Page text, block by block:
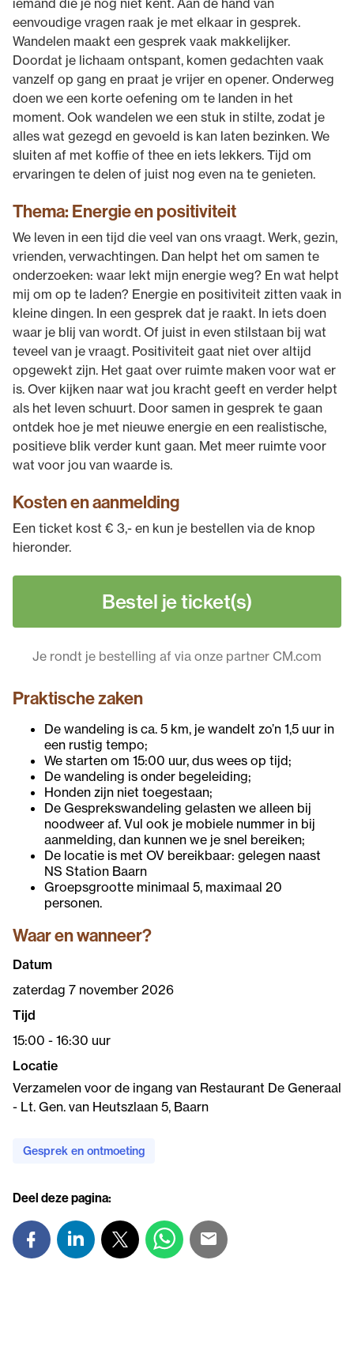
eenvoudige vragen raak je met elkaar in gesprek.
Wandelen maakt een gesprek vaak makkelijker.
Doordat je lichaam ontspant, komen gedachten vaak
vanzelf op gang en praat je vrijer en opener. Onderweg
doen we een korte oefening om te landen in het
moment. Ook wandelen we een stuk in stilte, zodat je
alles wat gezegd en gevoeld is kan laten bezinken. We
sluiten af met koffie of thee en iets lekkers. Tijd om
ervaringen te delen of juist nog even na te genieten.
Thema: Energie en positiviteit
We leven in een tijd die veel van ons vraagt. Werk, gezin,
vrienden, verwachtingen. Dan helpt het om samen te
onderzoeken: waar lekt mijn energie weg? En wat helpt
mij om op te laden? Energie en positiviteit zitten vaak in
kleine dingen. In een gesprek dat je raakt. In iets doen
waar je blij van wordt. Of juist in even stilstaan bij wat
teveel van je vraagt. Positiviteit gaat niet over altijd
opgewekt zijn. Het gaat over ruimte maken voor wat er
is. Over kijken naar wat jou kracht geeft en verder helpt
als het leven schuurt. Door samen in gesprek te gaan
ontdek hoe je met nieuwe energie en een realistische,
positieve blik verder kunt gaan. Met meer ruimte voor
wat voor jou van waarde is.
Kosten en aanmelding
Een ticket kost € 3,- en kun je bestellen via de knop
hieronder.
Bestel je ticket(s)
Je rondt je bestelling af via onze partner CM.com
Praktische zaken
De wandeling is ca. 5 km, je wandelt zo’n 1,5 uur in
een rustig tempo;
We starten om 15:00 uur, dus wees op tijd;
De wandeling is onder begeleiding;
Honden zijn niet toegestaan;
De Gesprekswandeling gelasten we alleen bij
noodweer af. Vul ook je mobiele nummer in bij
aanmelding, dan kunnen we je snel bereiken;
De locatie is met OV bereikbaar: gelegen naast
NS Station Baarn
Groepsgrootte minimaal 5, maximaal 20
personen.
Waar en wanneer?
Datum
zaterdag 7 november 2026
Tijd
15:00 - 16:30 uur
Locatie
Verzamelen voor de ingang van Restaurant De Generaal
- Lt. Gen. van Heutszlaan 5, Baarn
Gesprek en ontmoeting
Deel deze pagina: